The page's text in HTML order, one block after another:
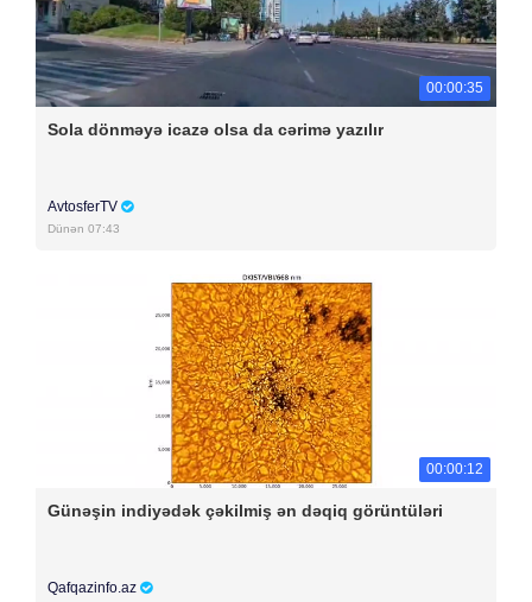
00:00:35
Sola dönməyə icazə olsa da cərimə yazılır
AvtosferTV
Dünən 07:43
00:00:12
Günəşin indiyədək çəkilmiş ən dəqiq görüntüləri
Qafqazinfo.az